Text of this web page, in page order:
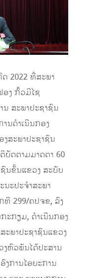
2022 ທີ່ສະພາ
ອງ ກົ້ວມີໄຊ
ນ ສະພາປະຊາຊົນ
ນດຳເນີນກອງ
ສະພາປະຊາຊົນ
ບັດຕາມມາດຕາ 60
ນຂັ້ນແຂວງ ສະບັບ
ະປະຈຳສະພາ
ທີ 299/ຄປຈຂ, ລົງ
ະກຽມ, ດຳເນີນກອງ
ພາປະຊາຊົນແຂວງ
ຫົວພັນໄດ້ປະສານ
ການໄອຍະການ